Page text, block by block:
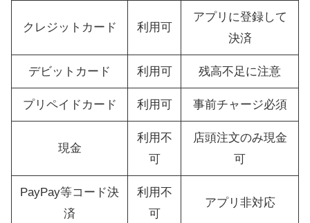
クレジットカード 利用可
アプリに登録して
決済
デビットカード 利用可 残高不足に注意
プリペイドカード 利用可 事前チャージ必須
現金
利用不
可
店頭注文のみ現金
可
PayPay等コード決
済
利用不
可
アプリ非対応